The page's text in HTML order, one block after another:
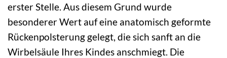
erster Stelle. Aus diesem Grund wurde
besonderer Wert auf eine anatomisch geformte
Rückenpolsterung gelegt, die sich sanft an die
Wirbelsäule Ihres Kindes anschmiegt. Die